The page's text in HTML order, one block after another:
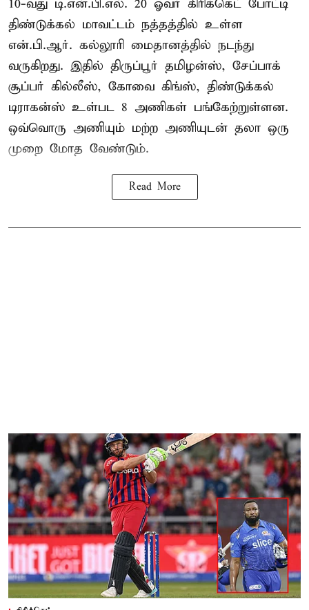
10-வது டி.என்.பி.எல். 20 ஓவர் கிரிக்கெட் போட்டி
திண்டுக்கல் மாவட்டம் நத்தத்தில் உள்ள
என்.பி.ஆர். கல்லூரி மைதானத்தில் நடந்து
வருகிறது. இதில் திருப்பூர் தமிழன்ஸ், சேப்பாக்
சூப்பர் கில்லீஸ், கோவை கிங்ஸ், திண்டுக்கல்
டிராகன்ஸ் உள்பட 8 அணிகள் பங்கேற்றுள்ளன.
ஒவ்வொரு அணியும் மற்ற அணியுடன் தலா ஒரு
முறை மோத வேண்டும்.
Read More